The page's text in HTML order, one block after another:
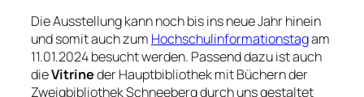
Die Ausstellung kann noch bis ins neue Jahr hinein
und somit auch zum Hochschulinformationstagam
11.01.2024 besucht werden. Passend dazu ist auch
dieVitrineder Hauptbibliothek mit Büchern der
Zweigbibliothek Schneeberg durch uns gestaltet